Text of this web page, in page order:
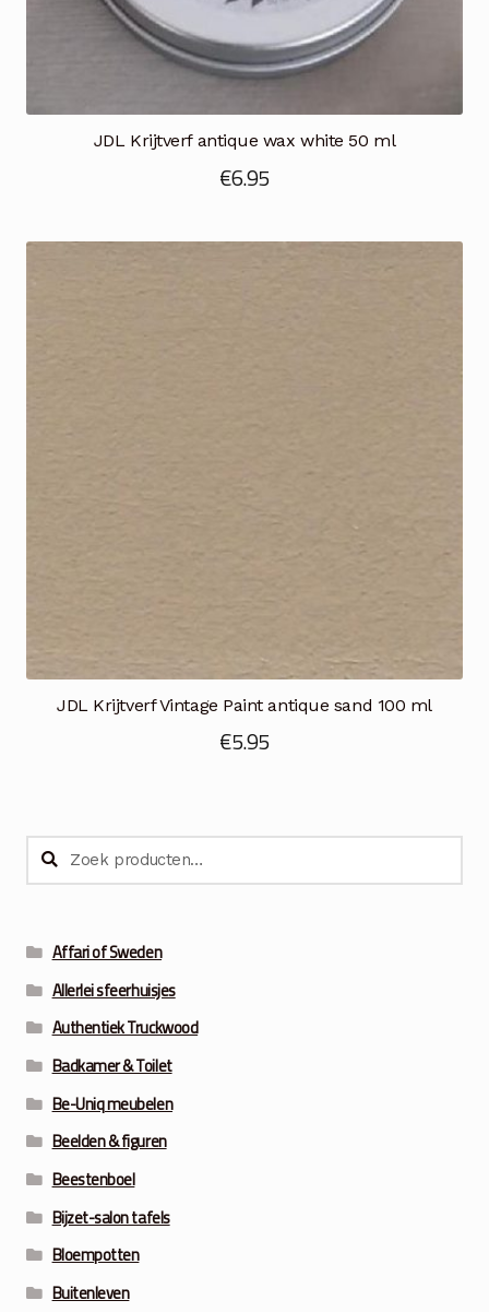
JDL Krijtverf antique wax white 50 ml
€6.95
JDL Krijtverf Vintage Paint antique sand 100 ml
€5.95
Zoeken
naar:
Zoeken
Affari of Sweden
Allerlei sfeerhuisjes
Authentiek Truckwood
Badkamer & Toilet
Be-Uniq meubelen
Beelden & figuren
Beestenboel
Bijzet-salon tafels
Bloempotten
Buitenleven